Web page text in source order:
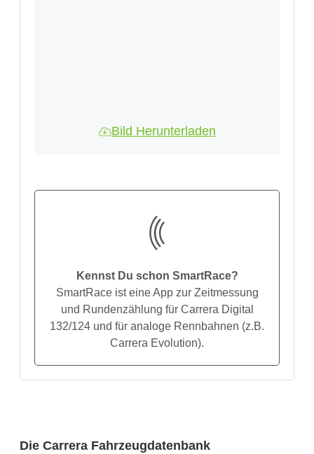
Die Carrera Fahrzeugdatenbank
Bild Herunterladen
Kennst Du schon SmartRace?
SmartRace ist eine App zur Zeitmessung
und Rundenzählung für Carrera Digital
132/124 und für analoge Rennbahnen (z.B.
Carrera Evolution).